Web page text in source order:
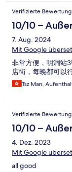
Verifizierte Bewertung
10/10 –
7. Aug. 2024
Mit Google
非常方便，明洞站
店街，每晚都可以
Tsz Man,
Verifizierte Bewertung
10/10 –
4. Dez. 2023
Mit Google
all good